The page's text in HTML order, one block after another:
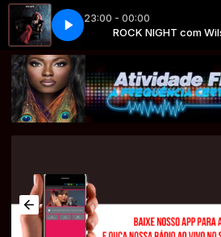
23:00 - 00:00
Rosa ROCK NIGHT com
Benz Janis Joplin -
Dj LOVE NIGHT com